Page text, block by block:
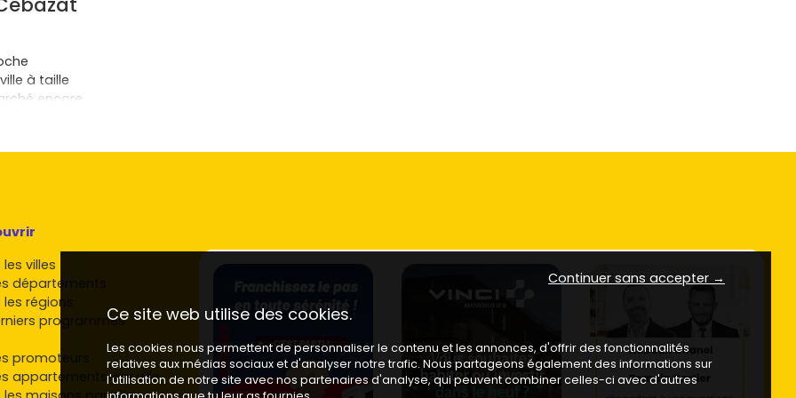
à taille
encore
Ferrand
sportifs
au
plus
des
villes
départements
régions
programmes
promoteurs
appartements par ville
Continuer sans accepter →
Ce site web utilise des cookies.
Les cookies nous permettent de personnaliser le contenu et les annonces, d'offrir des fonctionnalités
relatives aux médias sociaux et d'analyser notre trafic. Nous partageons également des informations sur
l'utilisation de notre site avec nos partenaires d'analyse, qui peuvent combiner celles-ci avec d'autres